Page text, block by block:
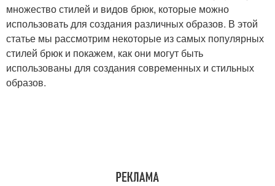
множество стилей и видов брюк, которые можно
использовать для создания различных образов. В этой
статье мы рассмотрим некоторые из самых популярных
стилей брюк и покажем, как они могут быть
использованы для создания современных и стильных
образов.